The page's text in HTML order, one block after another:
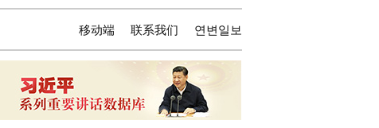
연변일보
联系我们
移动端